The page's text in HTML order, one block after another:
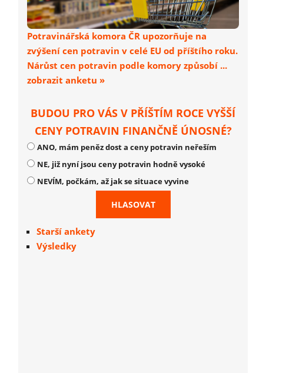
Potravinářská komora ČR upozorňuje na
zvýšení cen potravin v celé EU od příštího roku.
Nárůst cen potravin podle komory způsobí ...
zobrazit anketu »
BUDOU PRO VÁS V PŘÍŠTÍM ROCE VYŠŠÍ
CENY POTRAVIN FINANČNĚ ÚNOSNÉ?
ANO, mám peněz dost a ceny potravin neřeším
NE, již nyní jsou ceny potravin hodně vysoké
NEVÍM, počkám, až jak se situace vyvine
Starší ankety
Výsledky